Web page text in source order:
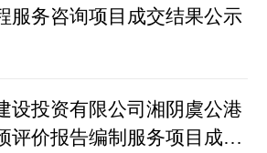
服务咨询项目成交结果公示
设投资有限公司湘阴虞公港
评价报告编制服务项目成交